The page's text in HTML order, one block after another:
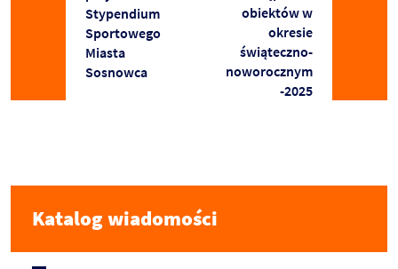
Stypendium
Sportowego
Miasta
Sosnowca
obiektów w
okresie
świąteczno-
noworocznym
-2025
Katalog wiadomości